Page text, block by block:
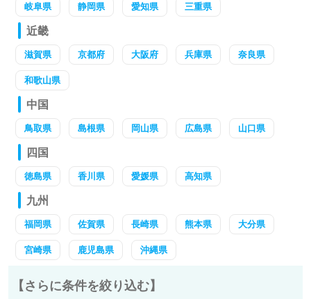
岐阜県 静岡県 愛知県 三重県
近畿
滋賀県 京都府 大阪府 兵庫県 奈良県
和歌山県
中国
鳥取県 島根県 岡山県 広島県 山口県
四国
徳島県 香川県 愛媛県 高知県
九州
福岡県 佐賀県 長崎県 熊本県 大分県
宮崎県 鹿児島県 沖縄県
【さらに条件を絞り込む】